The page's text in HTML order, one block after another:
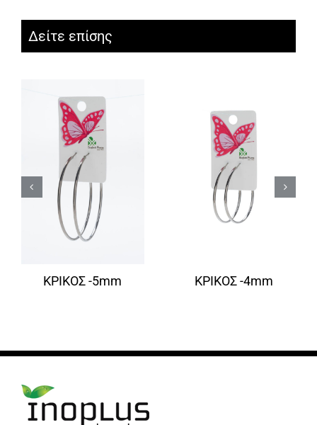
Δείτε επίσης
ΚΡΙΚΟΣ -5mm ΚΡΙΚΟΣ -4mm